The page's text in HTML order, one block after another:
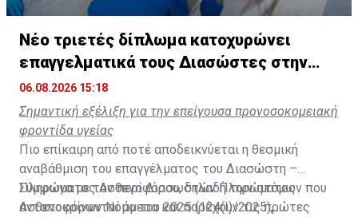
Νέο τριετές δίπλωμα κατοχυρώνει
επαγγελματικά τους Διασώστες στην
Κύπρο
06.08.2026 15:18
Σημαντική εξέλιξη για την επείγουσα προνοσοκομειακή
φροντίδα υγείας
Πιο επίκαιρη από ποτέ αποδεικνύεται η θεσμική
αναβάθμιση του επαγγέλματος του Διασώστη –
Πληρώματος Ασθενοφόρου, δηλαδή των ατόμων που
ανταποκρίνονται άμεσα και παρέχουν τις πρώτες
Σύμφωνα με τονπερί Διασωστών Πληρώματος
Ασθενοφόρων Νόμο του 2025 (124(I)/2025),